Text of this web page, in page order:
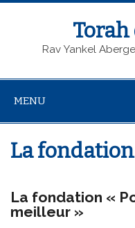
Rav Yankel
MENU
La fondation
La fondation «
meilleur »